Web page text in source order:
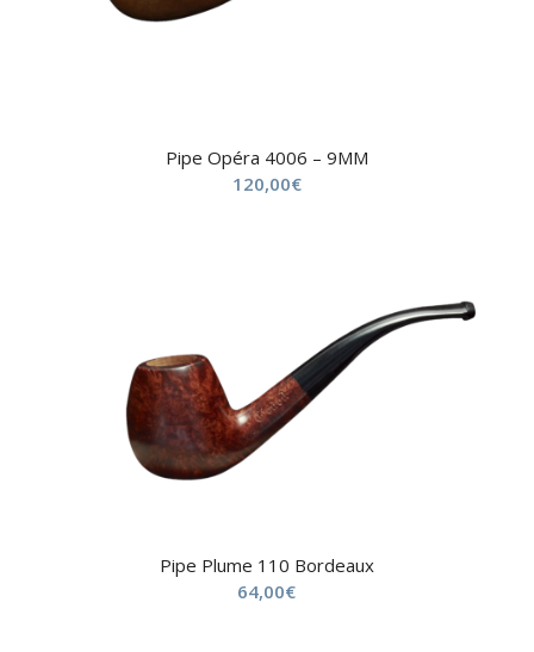
Pipe Opéra 4006 – 9MM
120,00€
Pipe Plume 110 Bordeaux
64,00€